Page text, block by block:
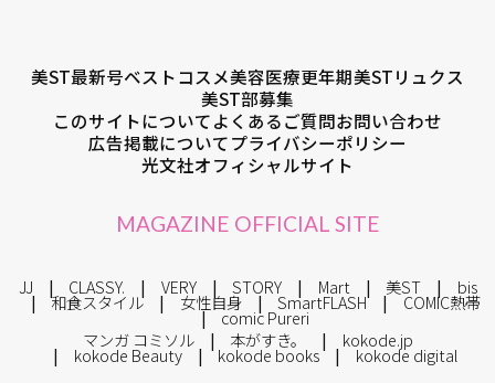
美ST最新号ベストコスメ美容医療更年期美STリュクス
美ST部募集
このサイトについてよくあるご質問お問い合わせ
広告掲載についてプライバシーポリシー
光文社オフィシャルサイト
MAGAZINE OFFICIAL SITE
JJ CLASSY. VERY STORY Mart 美ST bis
和食スタイル 女性自身 SmartFLASH COMIC熱帯
comic Pureri
マンガ コミソル
本がすき。 kokode.jp
kokode Beauty kokode books kokode digital